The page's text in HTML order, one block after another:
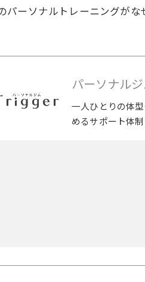
パーソナルトレーニングが
パーソナルジ
一人ひとりの体
めるサポート体